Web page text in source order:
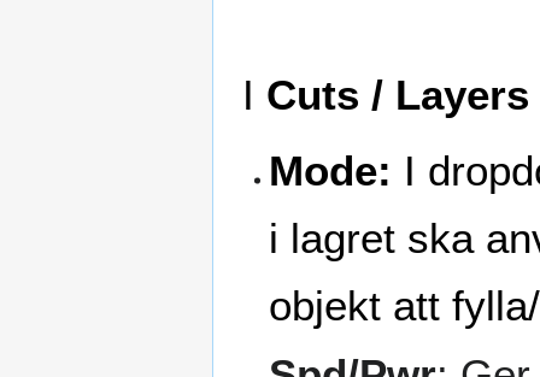
I Cuts / Layers
Mode: I
i lagret ska
objekt att